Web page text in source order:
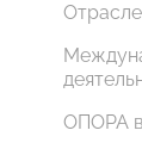
ОПОРА